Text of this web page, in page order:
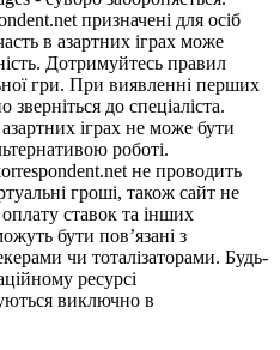
призначені для осіб
в азартних іграх може
Дотримуйтесь правил
гри. При виявленні перших
зверніться до спеціаліста.
іграх не може бути
роботі.
не проводить
гроші, також сайт не
ставок та інших
бути пов’язані з
чи тоталізаторами. Будь-
ресурсі
виключно в